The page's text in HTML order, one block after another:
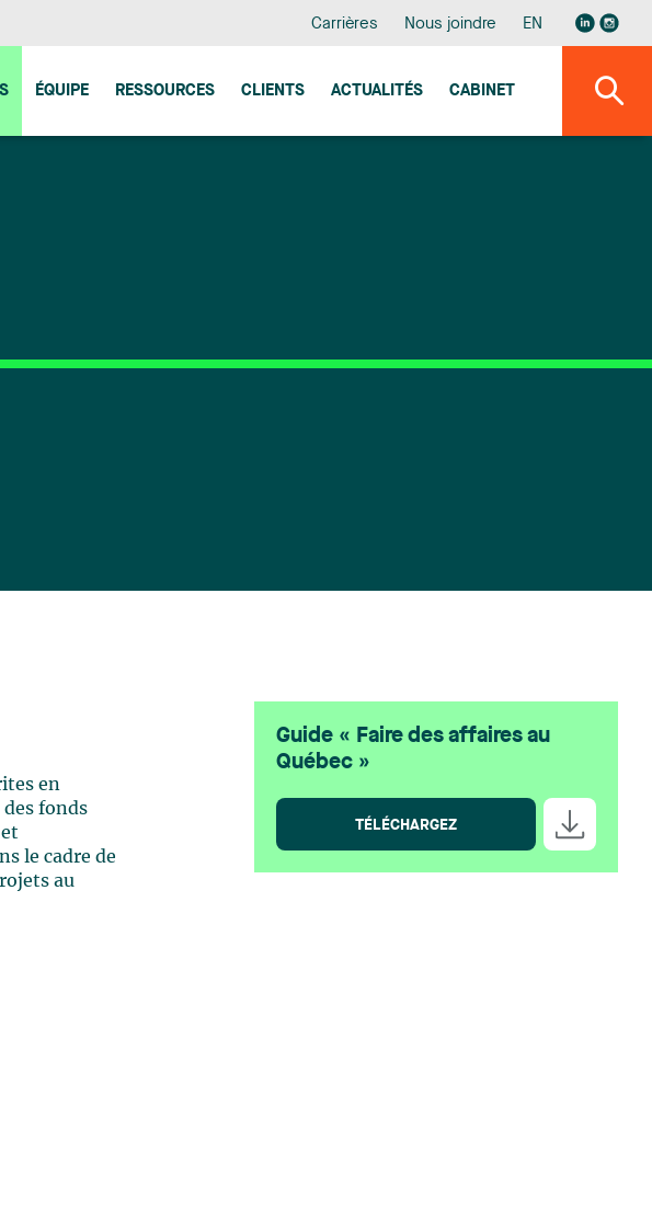
Carrières Nous joindre EN
ÉQUIPE RESSOURCES CLIENTS ACTUALITÉS CABINET
en
fonds
le cadre de
au
Guide « Faire des affaires au
Québec »
TÉLÉCHARGEZ